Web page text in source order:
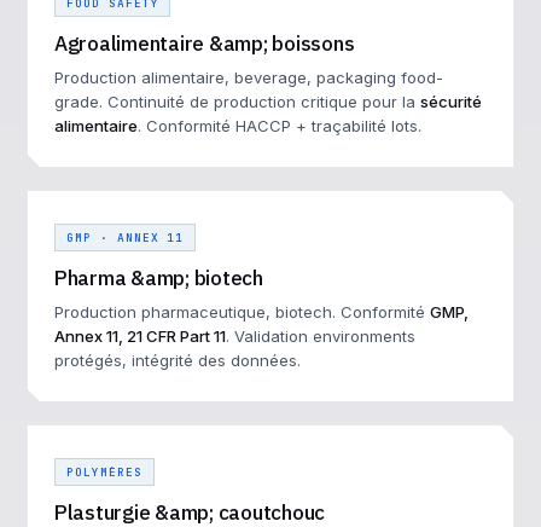
Agroalimentaire &amp; boissons
Production alimentaire, beverage, packaging food-
grade. Continuité de production critique pour la sécurité
alimentaire. Conformité HACCP + traçabilité lots.
GMP · ANNEX 11
Pharma &amp; biotech
Production pharmaceutique, biotech. Conformité GMP,
Annex 11, 21 CFR Part 11. Validation environments
protégés, intégrité des données.
POLYMÈRES
Plasturgie &amp; caoutchouc